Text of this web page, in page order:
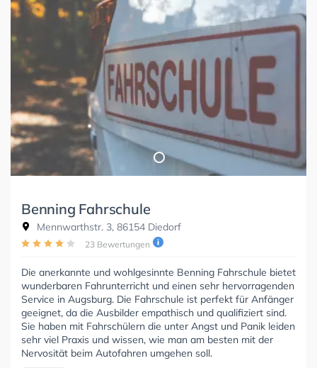
Benning Fahrschule
Mennwarthstr. 3, 86154 Diedorf
23 Bewertungen
Die anerkannte und wohlgesinnte Benning Fahrschule bietet
wunderbaren Fahrunterricht und einen sehr hervorragenden
Service in Augsburg. Die Fahrschule ist perfekt für Anfänger
geeignet, da die Ausbilder empathisch und qualifiziert sind.
Sie haben mit Fahrschülern die unter Angst und Panik leiden
sehr viel Praxis und wissen, wie man am besten mit der
Nervosität beim Autofahren umgehen soll.